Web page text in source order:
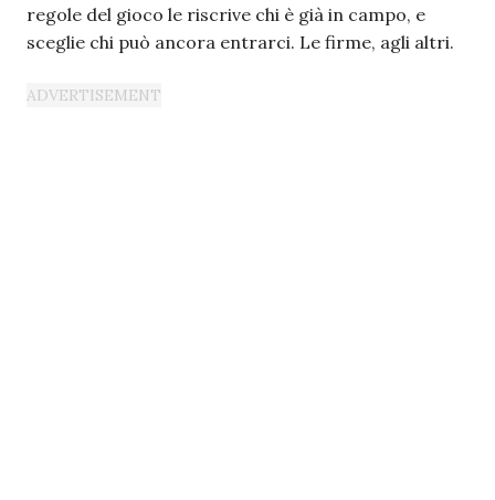
regole del gioco le riscrive chi è già in campo, e
sceglie chi può ancora entrarci. Le firme, agli altri.